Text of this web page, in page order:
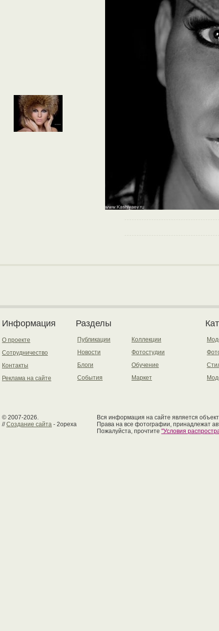
Информация
О проекте
Сотрудничество
Контакты
Реклама на сайте
Разделы
Публикации
Новости
Блоги
События
Коллекции
Фотостудии
Обучение
Маркет
© 2007-2026.
//Создание сайта - 2opexa
Вся информация на сайте является
Права на все фотографии, принадлежат
Пожалуйста, прочтите "Условия